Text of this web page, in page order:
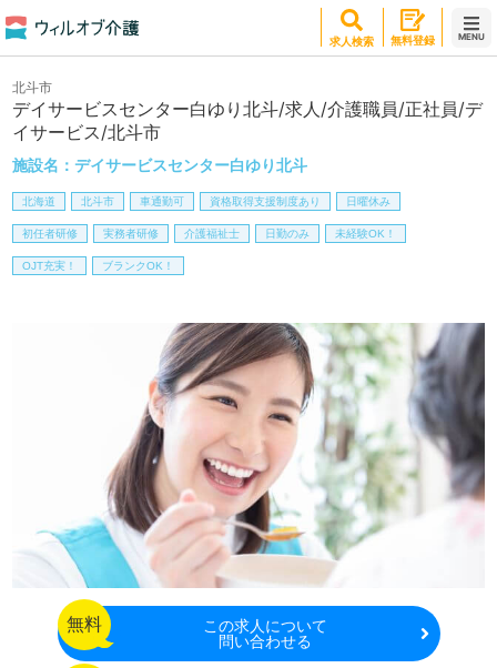
求人検索 無料登録 MENU
デイサービスセンター白ゆり北斗/求人/介護職員/正社員/デ
イサービス/北斗市
施設名：デイサービスセンター白ゆり北斗
北斗市
北海道 北斗市 車通勤可 資格取得支援制度あり 日曜休み
初任者研修 実務者研修 介護福祉士 日勤のみ 未経験OK！
OJT充実！ ブランクOK！
無料 この求人について
問い合わせる